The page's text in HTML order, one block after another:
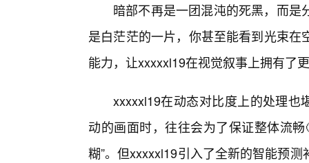
暗部不再是一团混沌的死黑，而
是白茫茫的一片，你甚至能看到光束
能力，让xxxxxl19在视觉叙事上拥有了
xxxxxl19在动态对比度上的处理也
动的画面时，往往会为了保证整体流
糊”。但xxxxxl19引入了全新的智能预